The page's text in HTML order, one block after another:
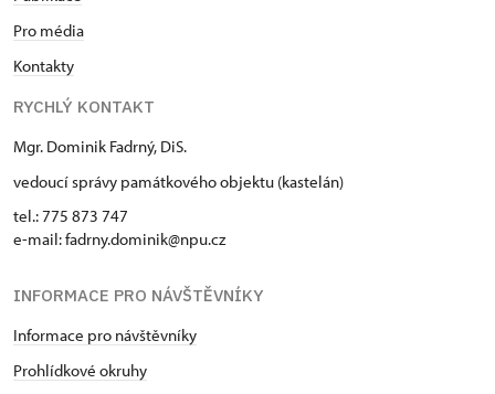
Pro média
Kontakty
RYCHLÝ KONTAKT
Mgr. Dominik Fadrný, DiS.
vedoucí správy památkového objektu (kastelán)
tel.: 775 873 747
e-mail: fadrny.dominik@npu.cz
INFORMACE PRO NÁVŠTĚVNÍKY
Informace pro návštěvníky
Prohlídkové okruhy